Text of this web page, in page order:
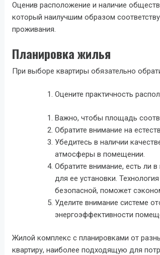
Оценив расположение и наличие
который наилучшим образом
проживания.
Планировка жилья
При выборе квартиры обязательно
Оцените практичность
Важно, чтобы площадь
Обратите внимание на
Убедитесь в наличии
атмосферы в помещении.
Обратите внимание, есть ли
для ее установки.
безопасной, поможет
Уделите внимание системе
энергоэффективности
Жилой комплекс с планировками от
квартиру, наиболее подходящую для